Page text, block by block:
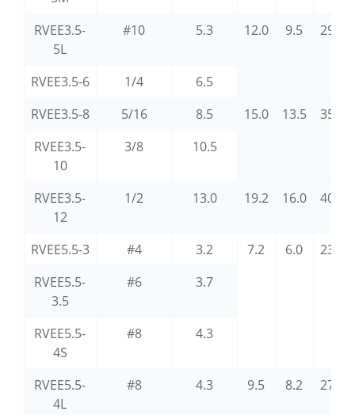
RVEE3.5-
5L
#10 5.3 12.0 9.5 29.5
RVEE3.5-6 1/4
6.5
RVEE3.5-8
5/16 8.5 15.0 13.5
35.0
RVEE3.5-
10
3/8 10.5
RVEE3.5-
12
1/2 13.0 19.2 16.0 40.0
RVEE5.5-3 #4 3.2 7.2 6.0
23.7
RVEE5.5-
3.5
#6 3.7
RVEE5.5-
4S
#8 4.3
RVEE5.5-
4L
#8 4.3 9.5 8.2 27.0